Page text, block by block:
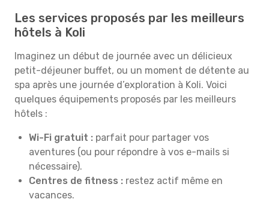
Les services proposés par les meilleurs
hôtels à Koli
Imaginez un début de journée avec un délicieux
petit-déjeuner buffet, ou un moment de détente au
spa après une journée d’exploration à Koli. Voici
quelques équipements proposés par les meilleurs
hôtels :
Wi-Fi gratuit : parfait pour partager vos
aventures (ou pour répondre à vos e-mails si
nécessaire).
Centres de fitness : restez actif même en
vacances.